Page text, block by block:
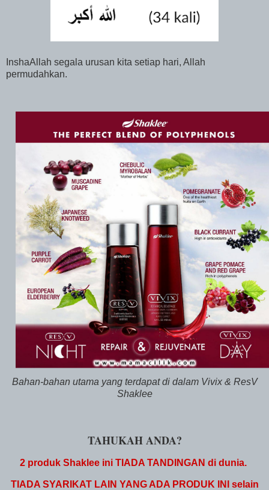
InshaAllah segala urusan kita setiap hari, Allah
permudahkan.
Bahan-bahan utama yang terdapat di dalam Vivix & ResV
Shaklee
TAHUKAH ANDA?
2 produk Shaklee ini TIADA TANDINGAN di dunia.
TIADA SYARIKAT LAIN YANG ADA PRODUK INI selain